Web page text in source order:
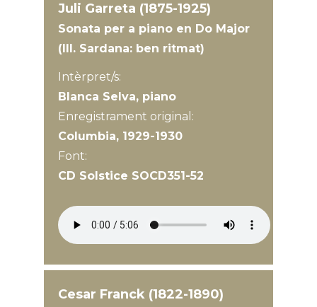
Juli Garreta (1875-1925)
Sonata per a piano en Do Major
(III. Sardana: ben ritmat)
Intèrpret/s:
Blanca Selva, piano
Enregistrament original:
Columbia, 1929-1930
Font:
CD Solstice SOCD351-52
Cesar Franck (1822-1890)